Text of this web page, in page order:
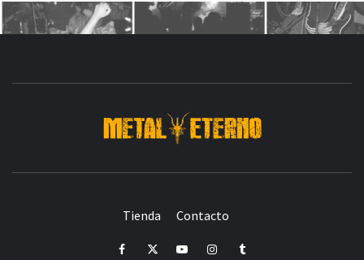
CRÓNICAS DE RECITALES
PRENSA
Tienda Contacto
FacebookTwitterYoutubeInstagramTumblr